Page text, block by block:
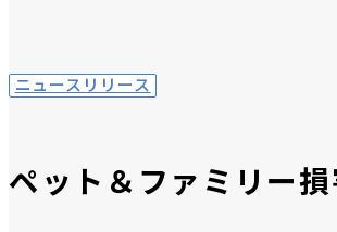
ニュースリリース
ペット＆ファミリー